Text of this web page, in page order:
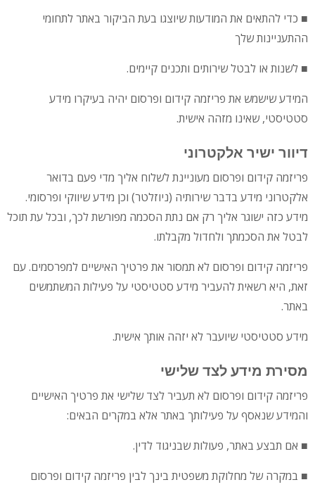
■ כדי להתאים את המודעות שיוצגו בעת הביקור באתר לתחומי
ההתעניינות שלך
■ לשנות או לבטל שירותים ותכנים קיימים.
המידע שישמש את פריזמה קידום ופרסום יהיה בעיקרו מידע
סטטיסטי, שאינו מזהה אישית.
דיוור ישיר אלקטרוני
פריזמה קידום ופרסום מעוניינת לשלוח אליך מדי פעם בדואר
אלקטרוני מידע בדבר שירותיה (ניוזלטר) וכן מידע שיווקי ופרסומי.
מידע כזה ישוגר אליך רק אם נתת הסכמה מפורשת לכך, ובכל עת תוכל
לבטל את הסכמתך ולחדול מקבלתו.
פריזמה קידום ופרסום לא תמסור את פרטיך האישיים למפרסמים. עם
זאת, היא רשאית להעביר מידע סטטיסטי על פעילות המשתמשים
באתר.
מידע סטטיסטי שיועבר לא יזהה אותך אישית.
מסירת מידע לצד שלישי
פריזמה קידום ופרסום לא תעביר לצד שלישי את פרטיך האישיים
והמידע שנאסף על פעילותך באתר אלא במקרים הבאים:
■ אם תבצע באתר, פעולות שבניגוד לדין.
■ במקרה של מחלוקת משפטית בינך לבין פריזמה קידום ופרסום